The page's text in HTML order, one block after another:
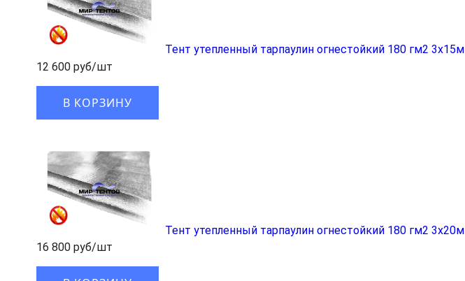
Тент утепленный тарпаулин огнестойкий 180 гм2 3x15м
12 600 руб/шт
В КОРЗИНУ
Тент утепленный тарпаулин огнестойкий 180 гм2 3x20м
16 800 руб/шт